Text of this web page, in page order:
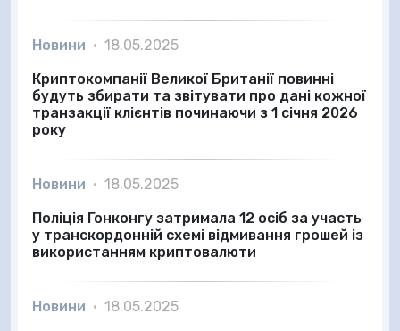
Новини • 18.05.2025
Криптокомпанії Великої Британії повинні
будуть збирати та звітувати про дані кожної
транзакції клієнтів починаючи з 1 січня 2026
року
Новини • 18.05.2025
Поліція Гонконгу затримала 12 осіб за участь
у транскордонній схемі відмивання грошей із
використанням криптовалюти
Новини • 18.05.2025